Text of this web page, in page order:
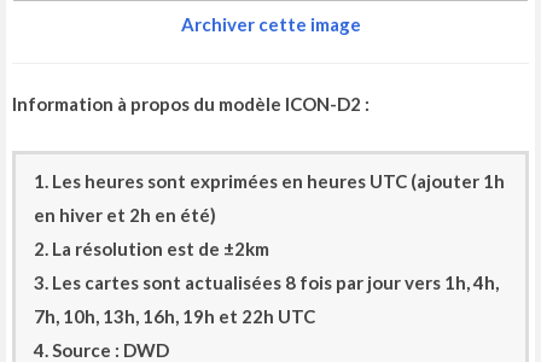
Archiver cette image
Information à propos du modèle ICON-D2 :
1. Les heures sont exprimées en heures UTC (ajouter 1h
en hiver et 2h en été)
2. La résolution est de ±2km
3. Les cartes sont actualisées 8 fois par jour vers 1h, 4h,
7h, 10h, 13h, 16h, 19h et 22h UTC
4. Source : DWD